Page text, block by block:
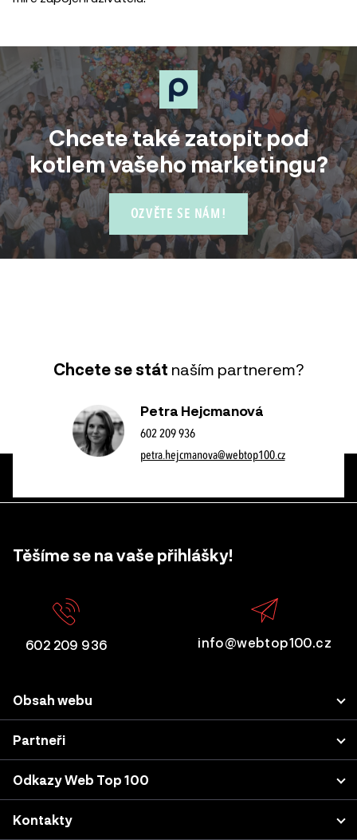
Chcete také zatopit pod
kotlem vašeho marketingu?
OZVĚTE SE NÁM!
Chcete se stát naším partnerem?
Petra Hejcmanová
602 209 936
petra.hejcmanova@webtop100.cz
Těšíme se na vaše přihlášky!
602 209 936 info@webtop100.cz
Obsah webu
Porota
Přihlášení projektu
Akce a konference
Kategorie a kritéria
Partneři
LUPA.cz
Podnikatel.cz
Odkazy Web Top 100
Výsledky z minulých let
Kontakty